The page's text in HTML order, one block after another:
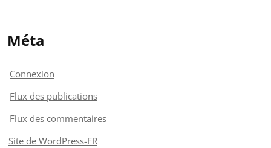
Méta
Connexion
Flux des publications
Flux des commentaires
Site de WordPress-FR